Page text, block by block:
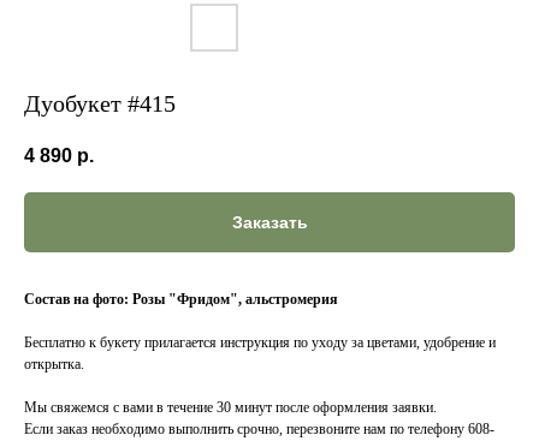
Дуобукет #415
4 890 р.
Заказать
Состав на фото: Розы "Фридом", альстромерия
Бесплатно к букету прилагается инструкция по уходу за цветами, удобрение и
открытка.
Мы свяжемся с вами в течение 30 минут после оформления заявки.
Если заказ необходимо выполнить срочно, перезвоните нам по телефону 608-